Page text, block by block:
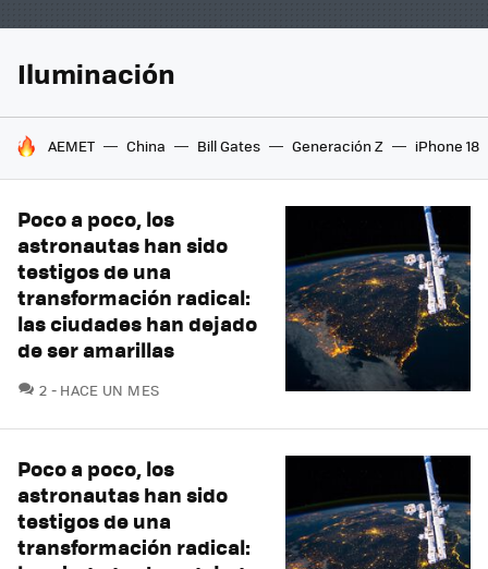
Iluminación
HOY SE HABLA DE
AEMET China Bill Gates Generación Z iPhone 18
Poco a poco, los
astronautas han sido
testigos de una
transformación radical:
las ciudades han dejado
de ser amarillas
2 COMENTARIOS
HACE UN MES
Poco a poco, los
astronautas han sido
testigos de una
transformación radical: